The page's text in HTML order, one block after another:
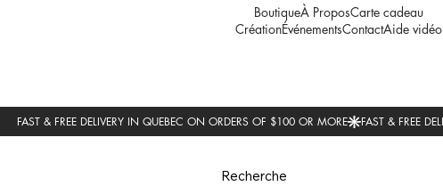
BoutiqueÀ ProposCarte cadeau
CréationÉvénementsContactAide vidéo
Recherche